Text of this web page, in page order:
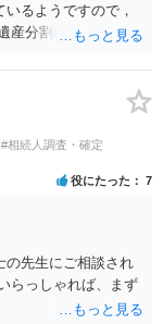
るようですので，
産分割により，母の
#相続人調査・確定
役にたった 7
の先生にご相談され
らっしゃれば、まず